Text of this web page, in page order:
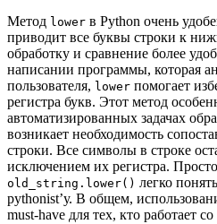
Метод lower в Python очень
приводит все буквы строки к
обработку и сравнение более
написании программы, которая
пользователя, lower помогает
регистра букв. Этот метод
автоматизированных задачах
возникает необходимость
строки. Все символы в строке
исключением их регистра.
old_string.lower() легко
pythonist’у. В общем,
must-have для тех, кто работает